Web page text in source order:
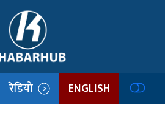
रेडियो ENGLISH